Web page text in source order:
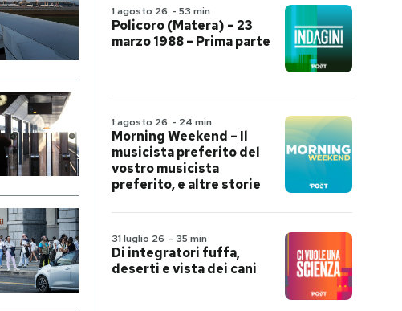
1 agosto 26 - 53 min
Policoro (Matera) – 23
marzo 1988 – Prima parte
1 agosto 26 - 24 min
Morning Weekend – Il
musicista preferito del
vostro musicista
preferito, e altre storie
31 luglio 26 - 35 min
Di integratori fuffa,
deserti e vista dei cani